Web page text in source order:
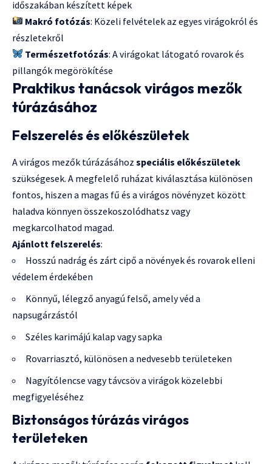
időszakában készített képek
Makró fotózás: Közeli felvételek az egyes virágokról és
részletekről
Természetfotózás: A virágokat látogató rovarok és
pillangók megörökítése
Praktikus tanácsok virágos mezők
túrázásához
Felszerelés és előkészületek
A virágos mezők túrázásához speciális előkészületek
szükségesek. A megfelelő ruházat kiválasztása különösen
fontos, hiszen a magas fű és a virágos növényzet között
haladva könnyen összekoszolódhatsz vagy
megkarcolhatod magad.
Ajánlott felszerelés:
Hosszú nadrág és zárt cipő a növények és rovarok elleni
védelem érdekében
Könnyű, lélegző anyagú felső, amely véd a
napsugárzástól
Széles karimájú kalap vagy sapka
Rovarriasztó, különösen a nedvesebb területeken
Nagyítólencse vagy távcsöv a virágok közelebbi
megfigyeléséhez
Biztonságos túrázás virágos
területeken